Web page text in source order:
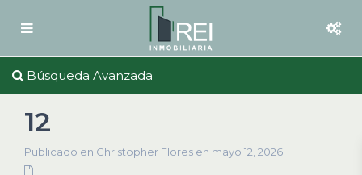
Búsqueda Avanzada
12
Publicado en Christopher Flores en mayo 12, 2026